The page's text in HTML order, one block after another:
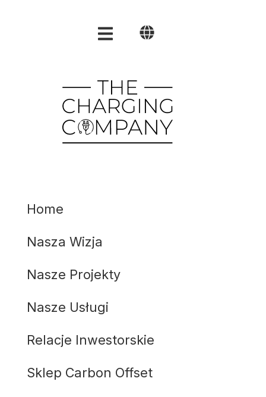
Home
Nasza Wizja
Nasze Projekty
Nasze Usługi
Relacje Inwestorskie
Sklep Carbon Offset